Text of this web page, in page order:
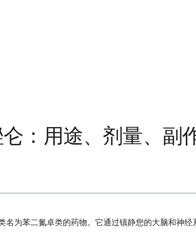
：用途、剂量、副
名为苯二氮卓类的药物。它通过镇静您的大脑和神